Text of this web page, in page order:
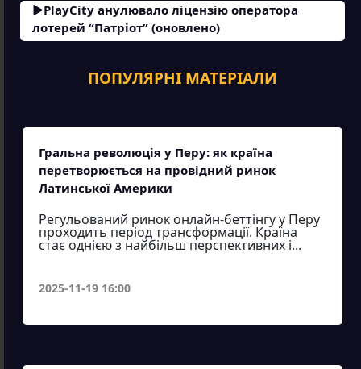
PlayCity анулювало ліцензію оператора
лотерей “Патріот” (оновлено)
ПОПУЛЯРНІ МАТЕРІАЛИ
Гральна революція у Перу: як країна
перетворюється на провідний ринок
Латинської Америки
Регульований ринок онлайн-беттінгу у Перу
проходить період трансформації. Країна
стає однією з найбільш перспективних і...
2025-11-19 16:00